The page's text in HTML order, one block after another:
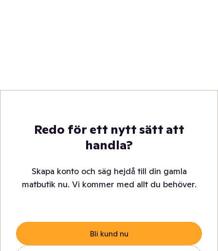
Redo för ett nytt sätt att
handla?
Skapa konto och säg hejdå till din gamla
matbutik nu. Vi kommer med allt du behöver.
Bli kund nu